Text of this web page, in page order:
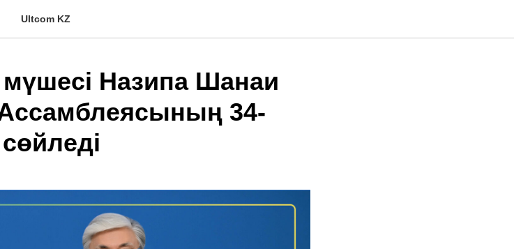
Ultcom KZ
Назипа Шанаи
34-